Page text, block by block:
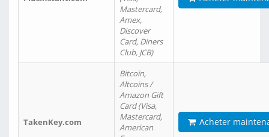
Mastercard,
Amex,
Discover
Card, Diners
Club, JCB)
TakenKey.com
Bitcoin,
Altcoins /
Amazon Gift
Card (Visa,
Mastercard,
American
Acheter